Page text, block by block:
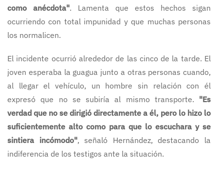
como anécdota". Lamenta que estos hechos sigan
ocurriendo con total impunidad y que muchas personas
los normalicen.
El incidente ocurrió alrededor de las cinco de la tarde. El
joven esperaba la guagua junto a otras personas cuando,
al llegar el vehículo, un hombre sin relación con él
expresó que no se subiría al mismo transporte. "Es
verdad que no se dirigió directamente a él, pero lo hizo lo
suficientemente alto como para que lo escuchara y se
sintiera incómodo", señaló Hernández, destacando la
indiferencia de los testigos ante la situación.